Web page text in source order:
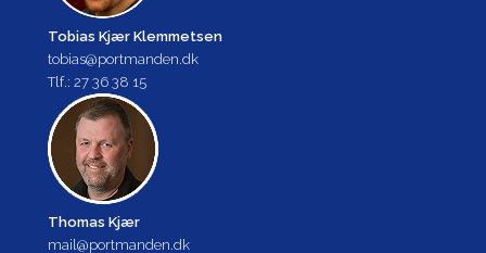
Tobias Kjær Klemmetsen
tobias@portmanden.dk
Tlf.: 27 36 38 15
Thomas Kjær
mail@portmanden.dk